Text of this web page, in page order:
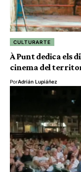
CULTURARTE
À Punt dedica els
cinema del
PorAdrián Lupiáñez